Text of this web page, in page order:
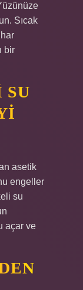
Sıcak
bir
SU
asetik
engeller
su
açar ve